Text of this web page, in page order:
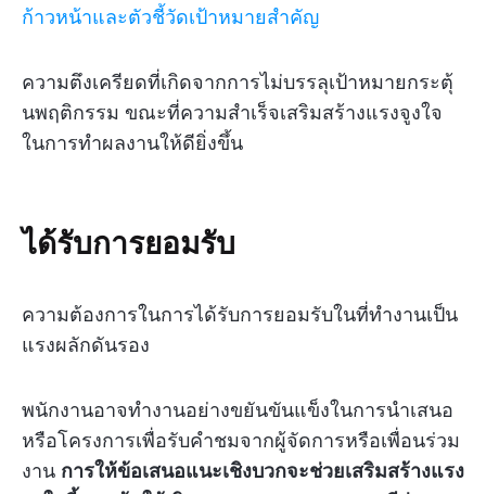
ก้าวหน้าและตัวชี้วัดเป้าหมายสำคัญ
ความตึงเครียดที่เกิดจากการไม่บรรลุเป้าหมายกระตุ้
นพฤติกรรม ขณะที่ความสำเร็จเสริมสร้างแรงจูงใจ
ในการทำผลงานให้ดียิ่งขึ้น
ได้รับการยอมรับ
ความต้องการในการได้รับการยอมรับในที่ทำงานเป็น
แรงผลักดันรอง
พนักงานอาจทำงานอย่างขยันขันแข็งในการนำเสนอ
หรือโครงการเพื่อรับคำชมจากผู้จัดการหรือเพื่อนร่วม
งาน การให้ข้อเสนอแนะเชิงบวกจะช่วยเสริมสร้างแรง